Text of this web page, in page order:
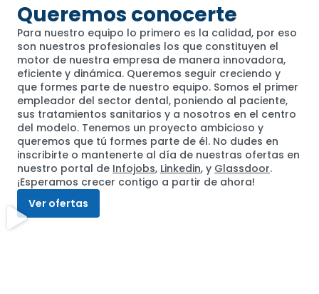
Queremos conocerte
Para nuestro equipo lo primero es la calidad, por eso
son nuestros profesionales los que constituyen el
motor de nuestra empresa de manera innovadora,
eficiente y dinámica. Queremos seguir creciendo y
que formes parte de nuestro equipo. Somos el primer
empleador del sector dental, poniendo al paciente,
sus tratamientos sanitarios y a nosotros en el centro
del modelo. Tenemos un proyecto ambicioso y
queremos que tú formes parte de él. No dudes en
inscribirte o mantenerte al día de nuestras ofertas en
nuestro portal de Infojobs, Linkedin, y Glassdoor.
¡Esperamos crecer contigo a partir de ahora!
Ver ofertas